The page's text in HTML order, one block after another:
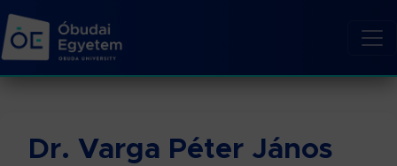
Dr. Varga Péter János